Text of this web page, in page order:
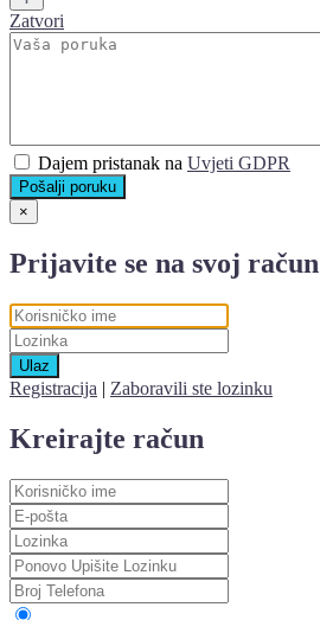
Zatvori
Dajem pristanak na Uvjeti GDPR
Pošalji poruku
×
Prijavite se na svoj račun
Ulaz
Registracija | Zaboravili ste lozinku
Kreirajte račun